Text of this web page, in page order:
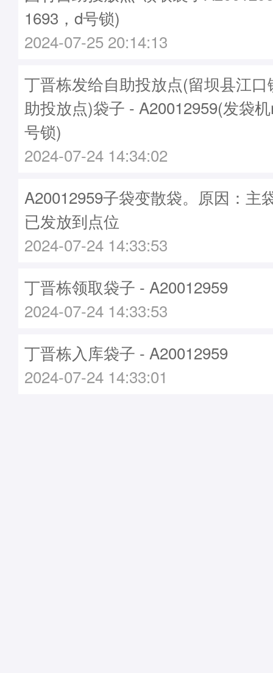
1693，d号锁)
2024-07-25 20:14:13
丁晋栋发给自助投放点(留坝县江
助投放点)袋子 - A20012959(发袋
号锁)
2024-07-24 14:34:02
A20012959子袋变散袋。原因：主
已发放到点位
2024-07-24 14:33:53
丁晋栋领取袋子 - A20012959
2024-07-24 14:33:53
丁晋栋入库袋子 - A20012959
2024-07-24 14:33:01